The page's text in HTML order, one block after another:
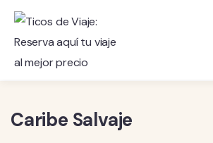
Caribe Salvaje